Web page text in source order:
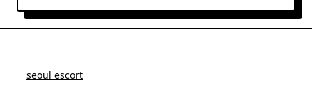
seoul escort